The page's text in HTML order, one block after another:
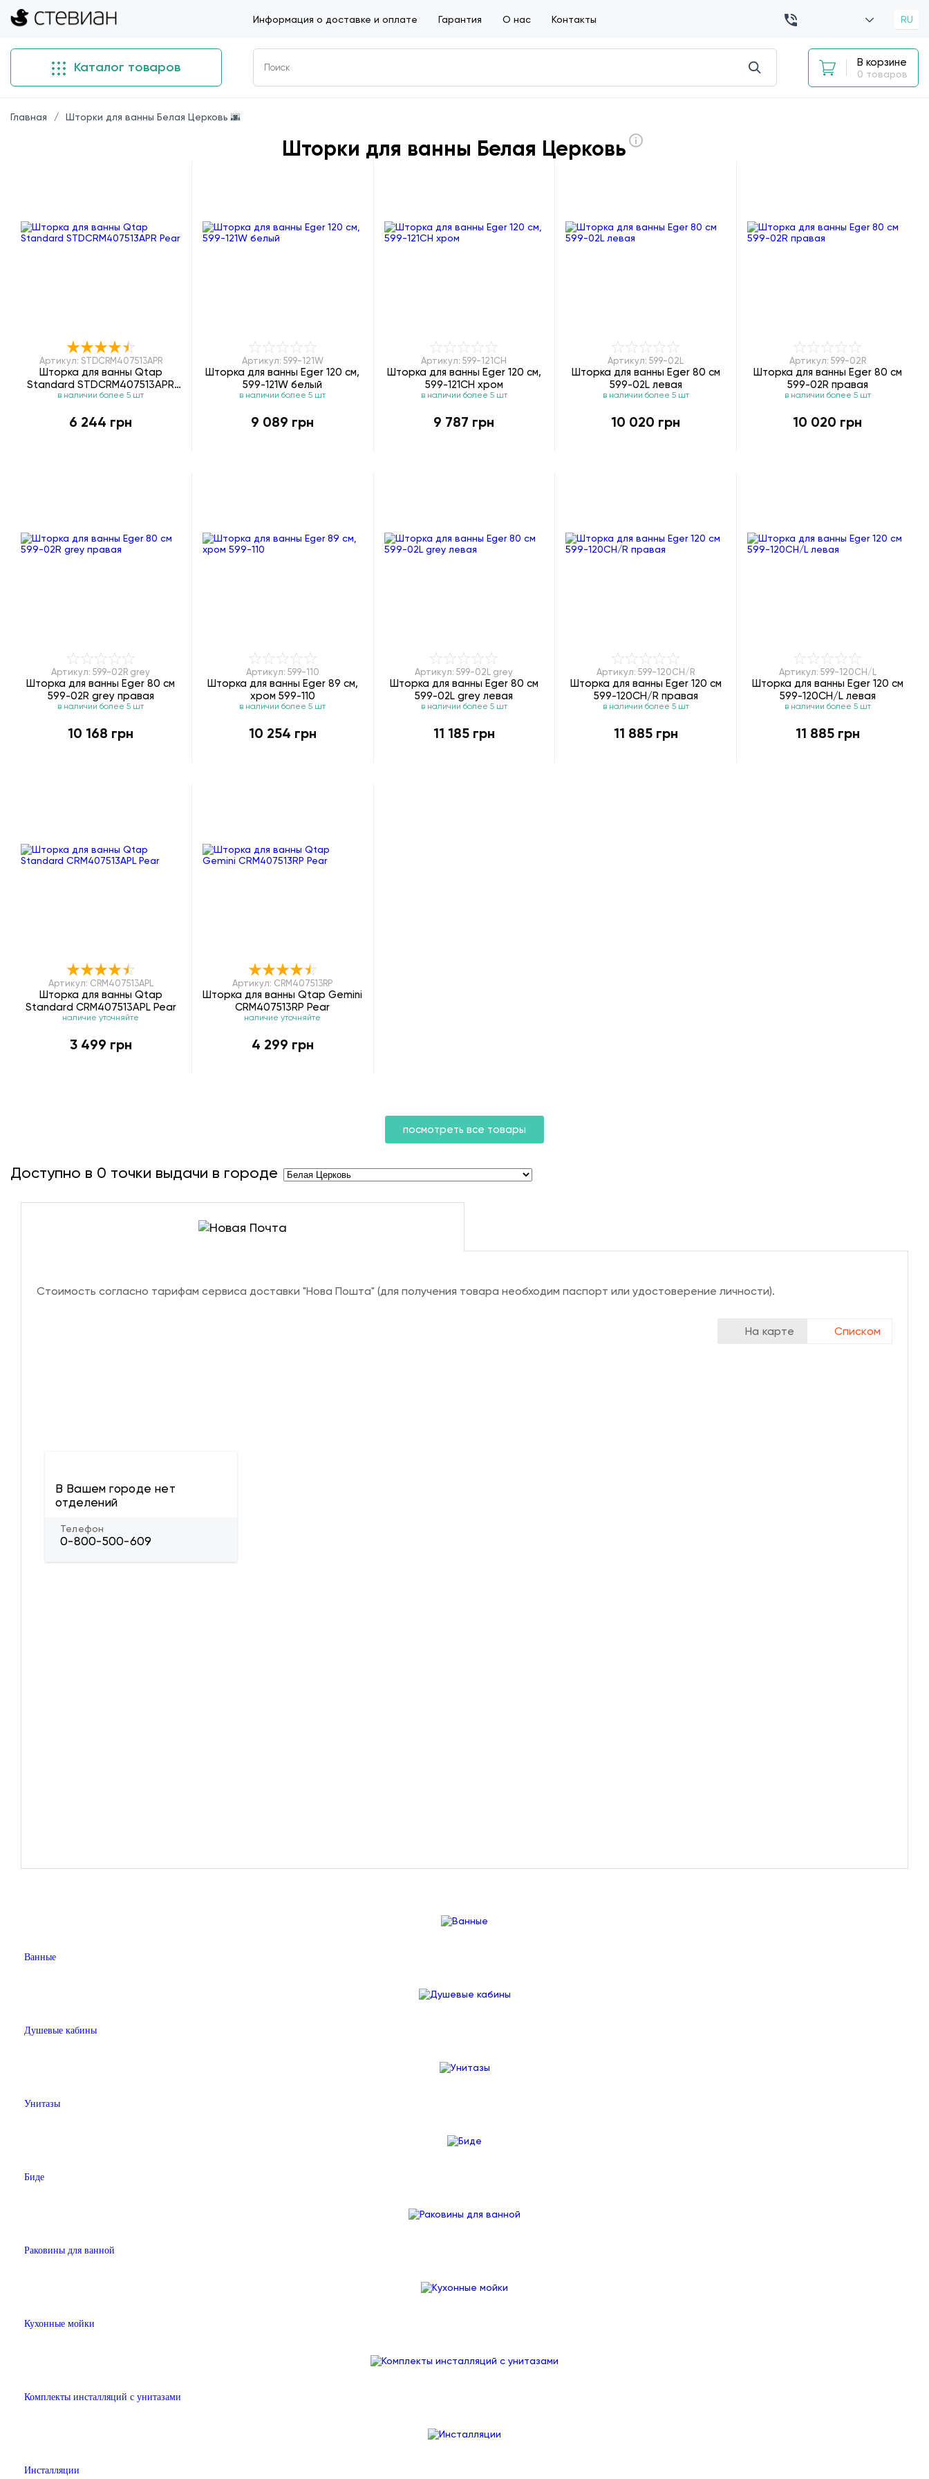
Информация о доставке и оплате Гарантия О нас Контакты RU
Каталог товаров В корзине
0 товаров
Главная Шторки для ванны Белая Церковь 🌆
Шторки для ванны Белая Церковь
Артикул: STDCRM407513APR
Шторка для ванны Qtap
Standard STDCRM407513APR
Pear
в наличии более 5 шт
6 244 грн
Артикул: 599-121W
Шторка для ванны Eger 120 см,
599-121W белый
в наличии более 5 шт
9 089 грн
Артикул: 599-121CH
Шторка для ванны Eger 120 см,
599-121CH хром
в наличии более 5 шт
9 787 грн
Артикул: 599-02L
Шторка для ванны Eger 80 см
599-02L левая
в наличии более 5 шт
10 020 грн
Артикул: 599-02R
Шторка для ванны Eger 80 см
599-02R правая
в наличии более 5 шт
10 020 грн
Артикул: 599-02R grey
Шторка для ванны Eger 80 см
599-02R grey правая
в наличии более 5 шт
10 168 грн
Артикул: 599-110
Шторка для ванны Eger 89 см,
хром 599-110
в наличии более 5 шт
10 254 грн
Артикул: 599-02L grey
Шторка для ванны Eger 80 см
599-02L grey левая
в наличии более 5 шт
11 185 грн
Артикул: 599-120CH/R
Шторка для ванны Eger 120 см
599-120CH/R правая
в наличии более 5 шт
11 885 грн
Артикул: 599-120CH/L
Шторка для ванны Eger 120 см
599-120CH/L левая
в наличии более 5 шт
11 885 грн
Артикул: CRM407513APL
Шторка для ванны Qtap
Standard CRM407513APL Pear
наличие уточняйте
3 499 грн
Артикул: CRM407513RP
Шторка для ванны Qtap Gemini
CRM407513RP Pear
наличие уточняйте
4 299 грн
посмотреть все товары
Доступно в 0 точки выдачи в городе
Стоимость согласно тарифам сервиса доставки "Нова Пошта" (для получения товара необходим паспорт или удостоверение личности).
На карте Списком
В Вашем городе нет
отделений
Телефон
0-800-500-609
Ванные
Душевые кабины
Унитазы
Биде
Раковины для ванной
Кухонные мойки
Комплекты инсталляций с унитазами
Инсталляции